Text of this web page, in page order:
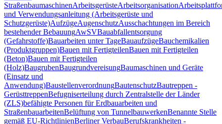
StraßenbaumaschinenArbeitsgerüsteArbeitsorganisation
und Verwendungsanleitung (Arbeitsgerüste und
Schutzgerüste)AufzügeAugenschutzAusschachtungen im Bereich
bestehender BebauungAwSVBauabfallentsorgung
(Gefahrstoffe)Bauarbeiten unter TageBauaufzügeBauchemikalien
(Produktgruppen)Bauen mit FertigteilenBauen mit Fertigteilen
(Beton)Bauen mit Fertigteilen
(Holz)BaugrubenBaugrundvereisungBaumaschinen und Geräte
(Einsatz und
Anwendung)BaustellenverordnungBautenschutzBautreppen -
GerüsttreppenBefugniserteilung durch Zentralstelle der Länder
(ZLS)befähigte Personen für Erdbauarbeiten und
StraßenbauarbeitenBelüftung von TunnelbauwerkenBenannte Stelle
gemäß EU-RichtlinienBerliner VerbauBerufskrankheiten -